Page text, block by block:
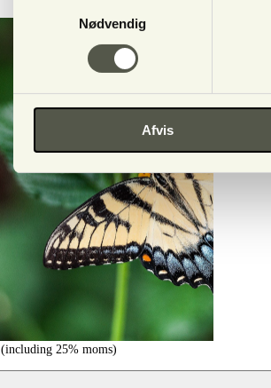
Nødvendig
Afvis
(including 25% moms)